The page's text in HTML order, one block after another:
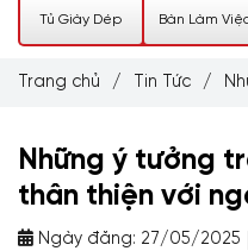
Tủ Giày Dép Bàn Làm
Trang chủ / Tin Tức /
Những ý tưởng
thân thiện với
Ngày đăng: 27/05/2025